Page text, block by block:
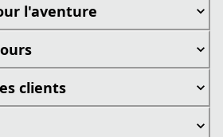
l'aventure
clients